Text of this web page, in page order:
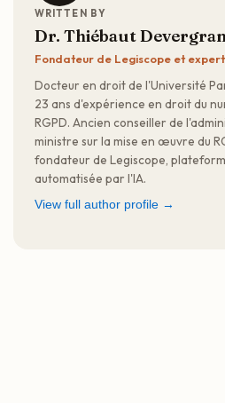
WRITTEN BY
Dr. Thiébaut
Fondateur de Legiscope et expert
Docteur en droit de l'Université
23 ans d'expérience en droit du
RGPD. Ancien conseiller de
ministre sur la mise en œuvre du
fondateur de Legiscope,
automatisée par l'IA.
View full author profile →